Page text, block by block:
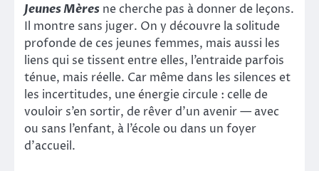
Jeunes Mères ne cherche pas à donner de leçons.
Il montre sans juger. On y découvre la solitude
profonde de ces jeunes femmes, mais aussi les
liens qui se tissent entre elles, l’entraide parfois
ténue, mais réelle. Car même dans les silences et
les incertitudes, une énergie circule : celle de
vouloir s’en sortir, de rêver d’un avenir — avec
ou sans l’enfant, à l’école ou dans un foyer
d’accueil.